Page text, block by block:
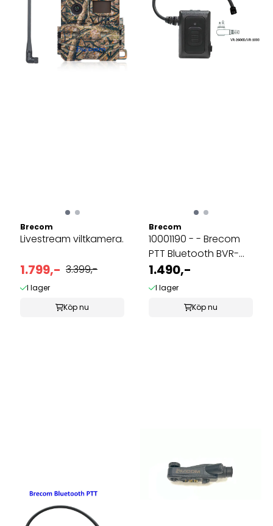
Brecom
Livestream viltkamera.
1.799,- 3.399,-
I lager
Köp nu
Brecom
10001190 - - Brecom
PTT Bluetooth BVR-
002-2600D
1.490,-
I lager
Köp nu